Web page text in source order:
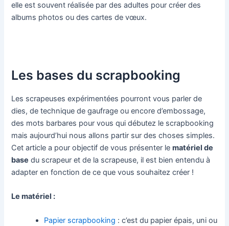
elle est souvent réalisée par des adultes pour créer des
albums photos ou des cartes de vœux.
Les bases du scrapbooking
Les scrapeuses expérimentées pourront vous parler de
dies, de technique de gaufrage ou encore d’embossage,
des mots barbares pour vous qui débutez le scrapbooking
mais aujourd’hui nous allons partir sur des choses simples.
Cet article a pour objectif de vous présenter lematériel de
base du scrapeur et de la scrapeuse, il est bien entendu à
adapter en fonction de ce que vous souhaitez créer !
Le matériel :
Papier scrapbooking : c’est du papier épais, uni ou